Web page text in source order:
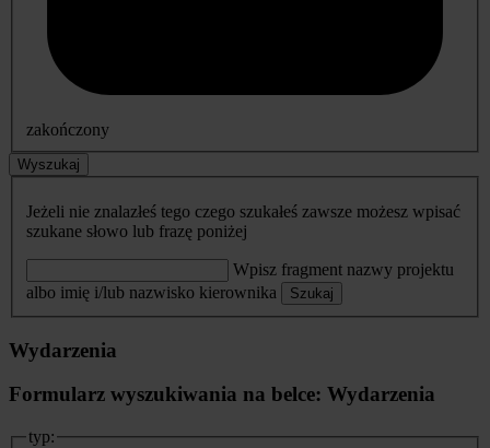
zakończony
Wyszukaj
Jeżeli nie znalazłeś tego czego szukałeś zawsze możesz wpisać
szukane słowo lub frazę poniżej
Wpisz fragment nazwy projektu
albo imię i/lub nazwisko kierownika
Szukaj
Wydarzenia
Formularz wyszukiwania na belce: Wydarzenia
typ: